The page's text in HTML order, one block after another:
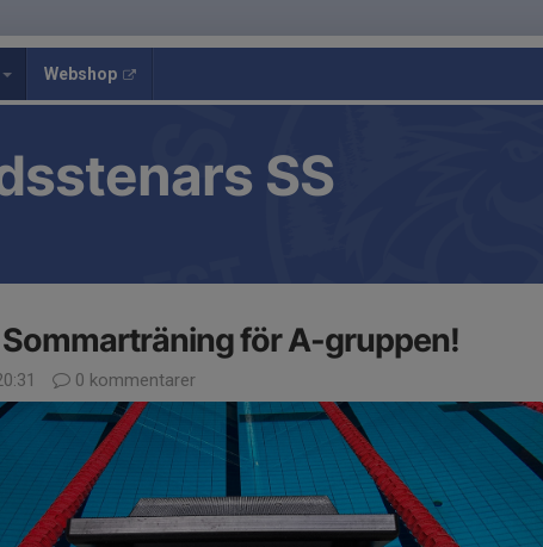
Webshop
SS
Sommarträning för A-gruppen!
0 kommentarer